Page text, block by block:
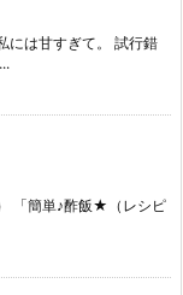
には甘すぎて。 試行錯
「簡単♪酢飯★（レシピ